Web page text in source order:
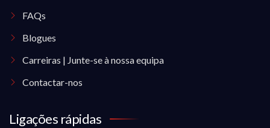
FAQs
Blogues
Carreiras | Junte-se à nossa equipa
Contactar-nos
Ligações rápidas